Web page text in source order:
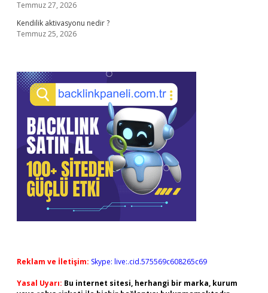
Temmuz 27, 2026
Kendilik aktivasyonu nedir ?
Temmuz 25, 2026
Reklam ve İletişim: Skype: live:.cid.575569c608265c69
Yasal Uyarı: Bu internet sitesi, herhangi bir marka, kurum